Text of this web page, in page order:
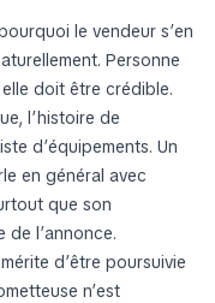
le vendeur s’en
Personne
elle doit être crédible.
l’histoire de
d’équipements. Un
en général avec
que son
l’annonce.
d’être poursuivie
n’est